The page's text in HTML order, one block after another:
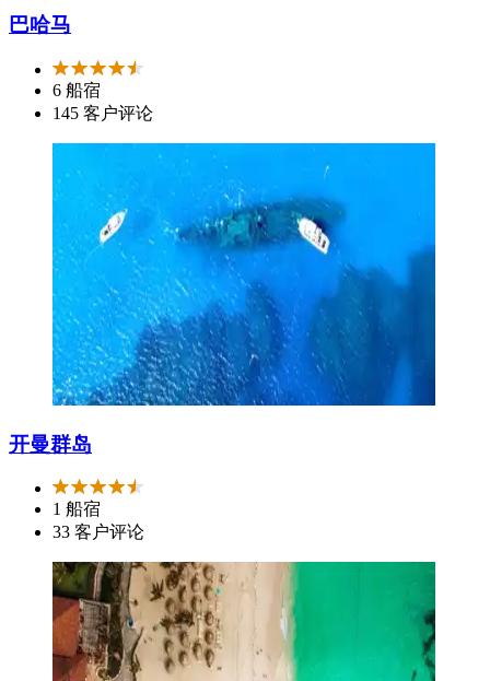
巴哈马
6 船宿
145 客户评论
开曼群岛
1 船宿
33 客户评论